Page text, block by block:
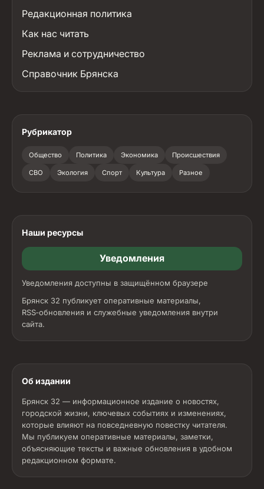
Редакционная политика
Как нас читать
Реклама и сотрудничество
Справочник Брянска
Рубрикатор
Общество Политика Экономика Происшествия
СВО Экология Спорт Культура Разное
Наши ресурсы
Уведомления
Уведомления доступны в защищённом браузере
Брянск 32 публикует оперативные материалы,
RSS‑обновления и служебные уведомления внутри
сайта.
Об издании
Брянск 32 — информационное издание о новостях,
городской жизни, ключевых событиях и изменениях,
которые влияют на повседневную повестку читателя.
Мы публикуем оперативные материалы, заметки,
объясняющие тексты и важные обновления в удобном
редакционном формате.